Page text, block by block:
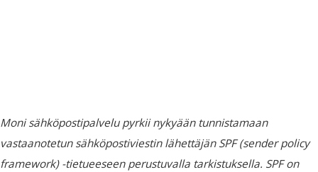
Moni sähköpostipalvelu pyrkii nykyään tunnistamaan
vastaanotetun sähköpostiviestin lähettäjän SPF (sender policy
framework) -tietueeseen perustuvalla tarkistuksella. SPF on